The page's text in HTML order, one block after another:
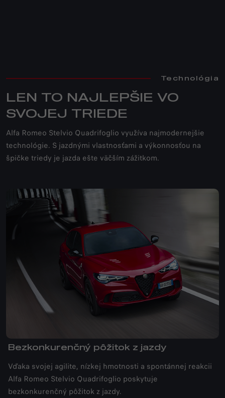
Technológia
LEN TO NAJLEPŠIE VO
SVOJEJ TRIEDE
Alfa Romeo Stelvio Quadrifoglio využíva najmodernejšie
technológie. S jazdnými vlastnosťami a výkonnosťou na
špičke triedy je jazda ešte väčším zážitkom.
Bezkonkurenčný pôžitok z jazdy
Vďaka svojej agilite, nízkej hmotnosti a spontánnej reakcii
Alfa Romeo Stelvio Quadrifoglio poskytuje
bezkonkurenčný pôžitok z jazdy.